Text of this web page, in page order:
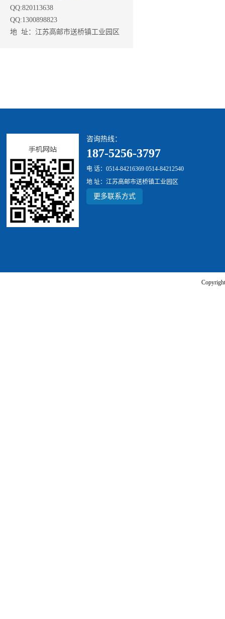
QQ:820113638
QQ:1300898823
地 址：江苏高邮市送桥镇工业园区
咨询热线：
187-5256-3797
电 话：0514-84216369 0514-84212540
地 址：江苏高邮市送桥镇工业园区
更多联系方式